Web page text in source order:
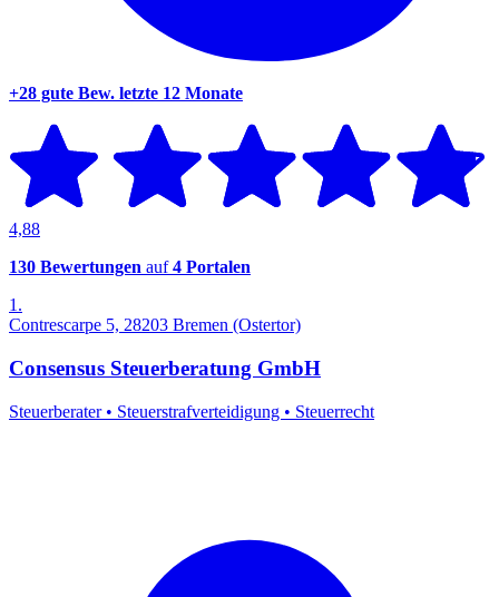
+28 gute Bew. letzte 12 Monate
4,88
130 Bewertungen auf4 Portalen
1.
Contrescarpe 5, 28203 Bremen (Ostertor)
Consensus Steuerberatung GmbH
Steuerberater • Steuerstrafverteidigung • Steuerrecht